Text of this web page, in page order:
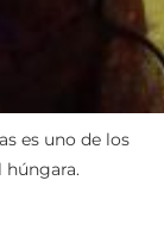
es uno de los
húngara.